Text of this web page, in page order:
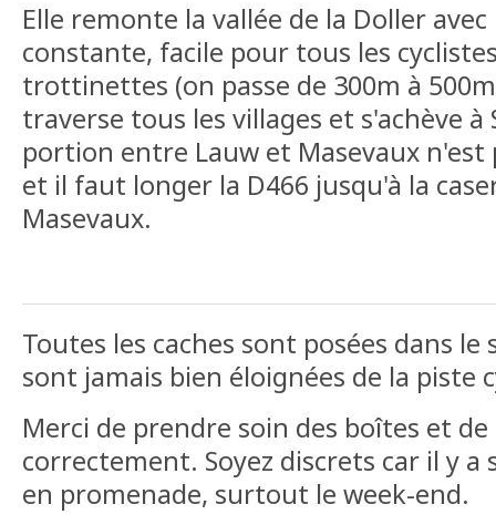
Elle remonte la vallée de la Doller
constante, facile pour tous les
trottinettes (on passe de 300m à
traverse tous les villages et s'achève à
portion entre Lauw et Masevaux n'est
et il faut longer la D466 jusqu'à la
Masevaux.
Toutes les caches sont posées dans le
sont jamais bien éloignées de la piste
Merci de prendre soin des boîtes et
correctement. Soyez discrets car il y a
en promenade, surtout le week-end.